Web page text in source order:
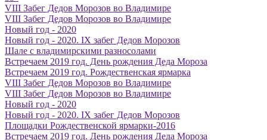
VIII Забег Дедов Морозов во Владимире
VIII Забег Дедов Морозов во Владимире
Новый год - 2020
Новый год - 2020. IX забег Дедов Морозов
Шале с владимирскими разносолами
Встречаем 2019 год. День рождения Деда Мороза
Встречаем 2019 год. Рождественская ярмарка
VIII Забег Дедов Морозов во Владимире
VIII Забег Дедов Морозов во Владимире
Новый год - 2020
Новый год - 2020. IX забег Дедов Морозов
Площадки Рождественской ярмарки-2016
Встречаем 2019 год. День рождения Деда Мороза